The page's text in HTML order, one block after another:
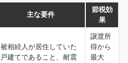
主な要件
節税効
果
被相続人が居住していた
戸建てであること、耐震
譲渡所
得から
最大